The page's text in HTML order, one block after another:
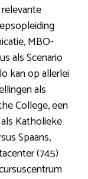
MBO-
als Scenario
kan op allerlei
als
College, een
Katholieke
Spaans,
(745)